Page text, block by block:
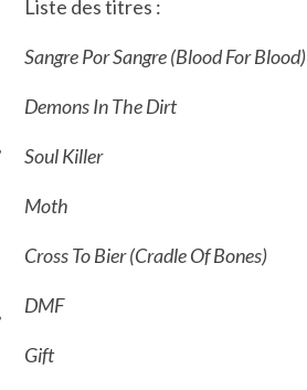
SOCIAUX
Liste des titres :
Sangre Por Sangre (Blood For Blood)
Demons In The Dirt
Soul Killer
Moth
Cross To Bier (Cradle Of Bones)
DMF
Gift